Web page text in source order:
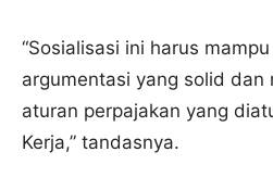
“Sosialisasi ini harus
argumentasi yang solid dan
aturan perpajakan yang
Kerja,” tandasnya.